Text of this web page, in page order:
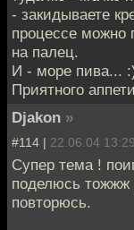
- закидываете
процессе можно
на палец.
И - море пива...
Приятного
Djakon »
#114 | 22.06.04 13:29
Супер тема !
поделюсь тожжж
повторюсь.